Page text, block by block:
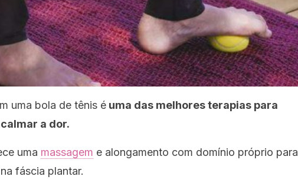
uma bola de tênis é uma das melhores terapias para
a dor.
uma massagem e alongamento com domínio próprio para
fáscia plantar.